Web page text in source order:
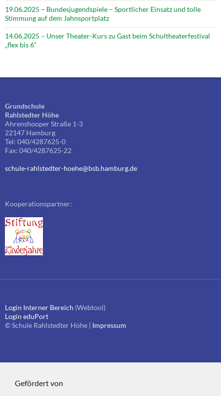
19.06.2025 – Bundesjugendspiele – Sportlicher Einsatz und tolle
Stimmung auf dem Jahnsportplatz
14.06.2025 – Unser Theater-Kurs zu Gast beim Schultheaterfestival
„flex bis 6“
Grundschule
Rahlstedter Höhe
Ahrenshooper Straße 1-3
22147 Hamburg
Tel: 040/4287625-0
Fax: 040/4287625-22
schule-rahlstedter-hoehe@bsb.hamburg.de
Kooperationspartner:
Login Interner Bereich (Webtool)
Login eduPort
© Schule Rahlstedter Höhe | Impressum
Gefördert von